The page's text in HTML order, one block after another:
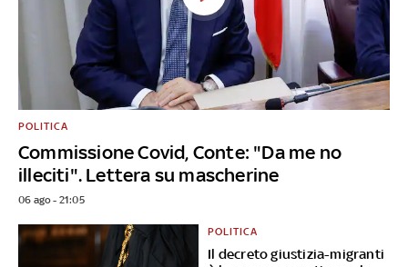
Commissione Covid, Conte: "Da me no
illeciti". Lettera su mascherine
POLITICA
06 ago - 21:05
Il decreto giustizia-migranti
POLITICA